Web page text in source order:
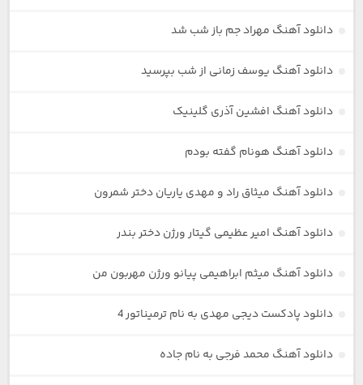
دانلود آهنگ مهراد جم باز شب شد
دانلود آهنگ یوسف زمانی از شب بپرسید
دانلود آهنگ افشین آذری گلینیک
دانلود آهنگ هونام گفته بودم
دانلود آهنگ میثاق راد و مهدی یاریان دختر شمرون
دانلود آهنگ امیر عظیمی گیتار ورژن دختر بندر
دانلود آهنگ میثم ابراهیمی پیانو ورژن مهربون من
دانلود پادکست دیجی مهدی به نام ترمیناتور 4
دانلود آهنگ محمد فرجی به نام جاده